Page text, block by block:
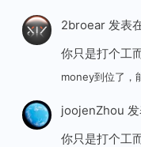
2broear发表
你只是打个工
money到位了，
joojenZhou
你只是打个工